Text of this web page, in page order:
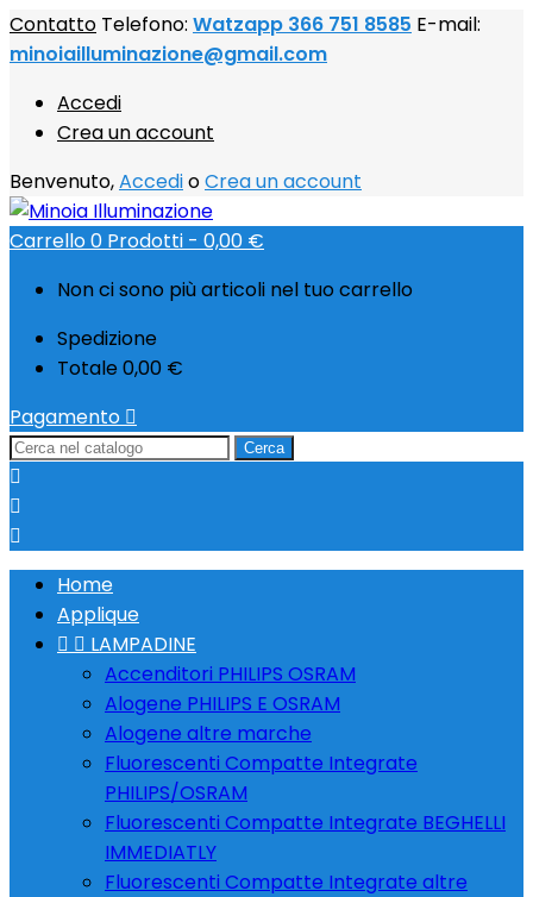
Contatto Telefono: Watzapp 366 751 8585 E-mail:
minoiailluminazione@gmail.com
Accedi
Crea un account
Benvenuto,AccedioCrea un account
Carrello0 Prodotti - 0,00 €
Non ci sono più articoli nel tuo carrello
Spedizione
Totale0,00 €
Pagamento 
Cerca



Home
Applique
  LAMPADINE
Accenditori PHILIPS OSRAM
Alogene PHILIPS E OSRAM
Alogene altre marche
Fluorescenti Compatte Integrate
PHILIPS/OSRAM
Fluorescenti Compatte Integrate BEGHELLI
IMMEDIATLY
Fluorescenti Compatte Integrate altre